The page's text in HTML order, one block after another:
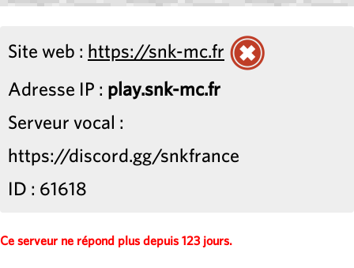
Site web : https://snk-mc.fr
Adresse IP : play.snk-mc.fr
Serveur vocal :
https://discord.gg/snkfrance
ID : 61618
Ce serveur ne répond plus depuis 123 jours.